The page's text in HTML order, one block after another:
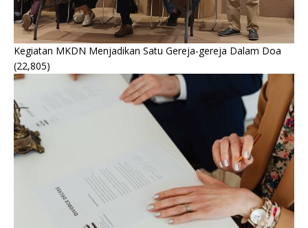
Kegiatan MKDN Menjadikan Satu Gereja-gereja Dalam Doa
(22,805)